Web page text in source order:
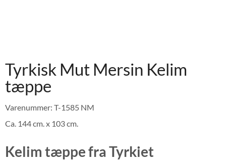
Tyrkisk Mut Mersin Kelim
tæppe
Varenummer: T-1585 NM
Ca. 144 cm. x 103 cm.
Kelim tæppe fra Tyrkiet